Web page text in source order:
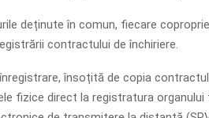
deținute în comun, fiecare
contractului de închiriere.
însoțită de copia
fizice direct la registratura